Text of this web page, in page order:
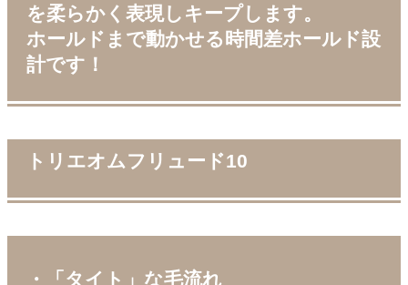
を柔らかく表現しキープします。
ホールドまで動かせる時間差ホールド設
計です！
トリエオムフリュード10
・「タイト」な毛流れ